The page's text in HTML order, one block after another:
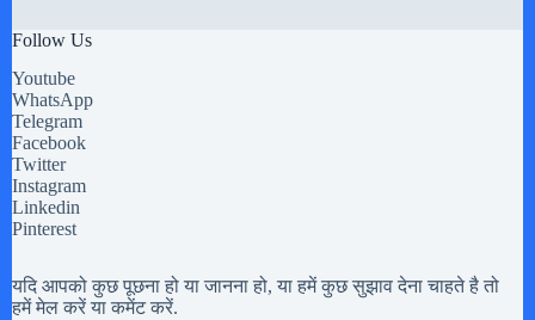
Follow Us
Youtube
WhatsApp
Telegram
Facebook
Twitter
Instagram
Linkedin
Pinterest
यदि आपको कुछ पूछना हो या जानना हो, या हमें कुछ सुझाव देना चाहते है तो
हमें मेल करें या कमेंट करें.